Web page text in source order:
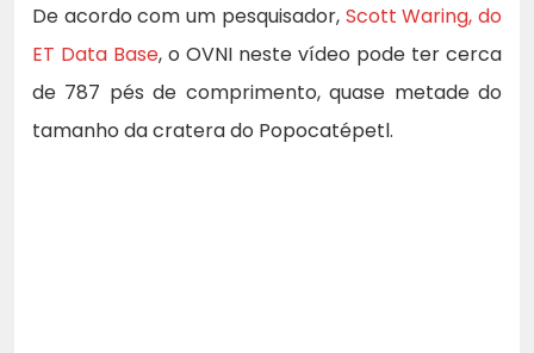
De acordo com um pesquisador, Scott Waring, do
ET Data Base, o OVNI neste vídeo pode ter cerca
de 787 pés de comprimento, quase metade do
tamanho da cratera do Popocatépetl.